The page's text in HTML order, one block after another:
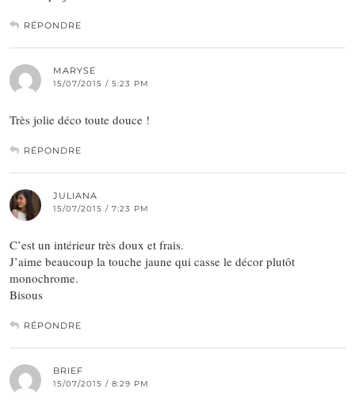
RÉPONDRE
MARYSE
15/07/2015 / 5:23 PM
Très jolie déco toute douce !
RÉPONDRE
JULIANA
15/07/2015 / 7:23 PM
C’est un intérieur très doux et frais.
J’aime beaucoup la touche jaune qui casse le décor plutôt
monochrome.
Bisous
RÉPONDRE
BRIEF
15/07/2015 / 8:29 PM